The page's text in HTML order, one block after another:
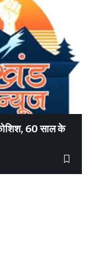
60 साल के